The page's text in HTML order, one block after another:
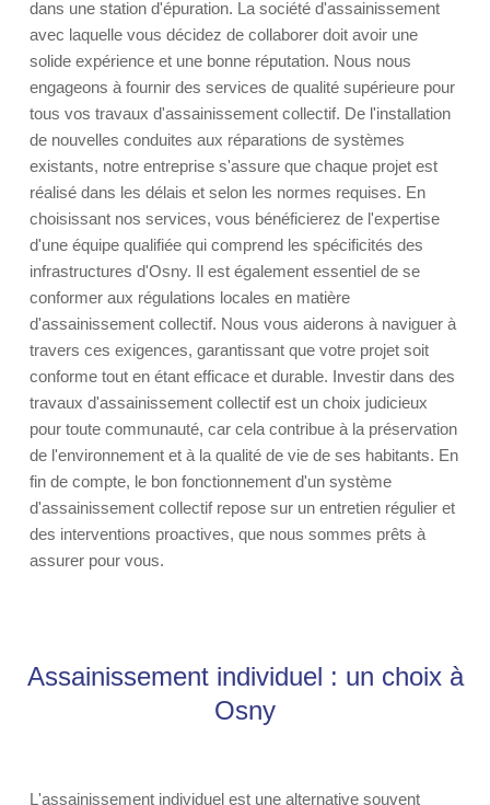
dans une station d'épuration. La société d'assainissement
avec laquelle vous décidez de collaborer doit avoir une
solide expérience et une bonne réputation. Nous nous
engageons à fournir des services de qualité supérieure pour
tous vos travaux d'assainissement collectif. De l'installation
de nouvelles conduites aux réparations de systèmes
existants, notre entreprise s'assure que chaque projet est
réalisé dans les délais et selon les normes requises. En
choisissant nos services, vous bénéficierez de l'expertise
d'une équipe qualifiée qui comprend les spécificités des
infrastructures d'Osny. Il est également essentiel de se
conformer aux régulations locales en matière
d'assainissement collectif. Nous vous aiderons à naviguer à
travers ces exigences, garantissant que votre projet soit
conforme tout en étant efficace et durable. Investir dans des
travaux d'assainissement collectif est un choix judicieux
pour toute communauté, car cela contribue à la préservation
de l'environnement et à la qualité de vie de ses habitants. En
fin de compte, le bon fonctionnement d'un système
d'assainissement collectif repose sur un entretien régulier et
des interventions proactives, que nous sommes prêts à
assurer pour vous.
Assainissement individuel : un choix à
Osny
L'assainissement individuel est une alternative souvent